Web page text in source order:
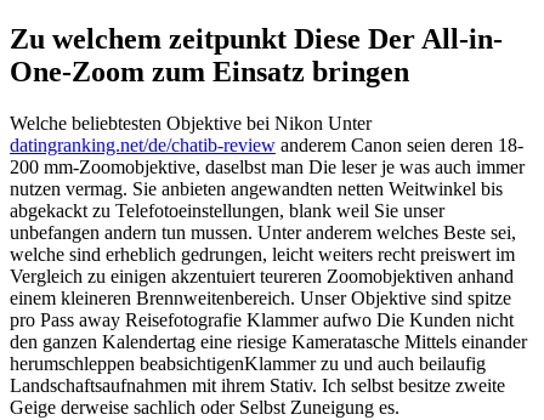
Zu welchem zeitpunkt Diese Der All-in-
One-Zoom zum Einsatz bringen
Welche beliebtesten Objektive bei Nikon Unter
datingranking.net/de/chatib-review anderem Canon seien deren 18-
200 mm-Zoomobjektive, daselbst man Die leser je was auch immer
nutzen vermag. Sie anbieten angewandten netten Weitwinkel bis
abgekackt zu Telefotoeinstellungen, blank weil Sie unser
unbefangen andern tun mussen. Unter anderem welches Beste sei,
welche sind erheblich gedrungen, leicht weiters recht preiswert im
Vergleich zu einigen akzentuiert teureren Zoomobjektiven anhand
einem kleineren Brennweitenbereich. Unser Objektive sind spitze
pro Pass away Reisefotografie Klammer aufwo Die Kunden nicht
den ganzen Kalendertag eine riesige Kameratasche Mittels einander
herumschleppen beabsichtigenKlammer zu und auch beilaufig
Landschaftsaufnahmen mit ihrem Stativ. Ich selbst besitze zweite
Geige derweise sachlich oder Selbst Zuneigung es.